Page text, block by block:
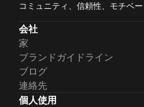
コミュニティ、信頼性、モチベー
会社
家
ブランドガイドライン
ブログ
連絡先
個人使用